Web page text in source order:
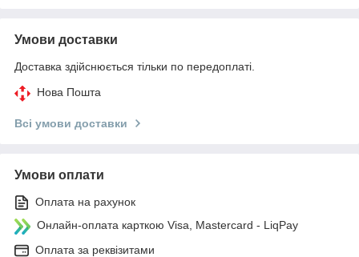
Умови доставки
Доставка здійснюється тільки по передоплаті.
Нова Пошта
Всі умови доставки
Умови оплати
Оплата на рахунок
Онлайн-оплата карткою Visa, Mastercard - LiqPay
Оплата за реквізитами